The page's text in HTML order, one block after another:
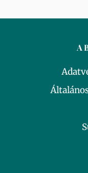
A